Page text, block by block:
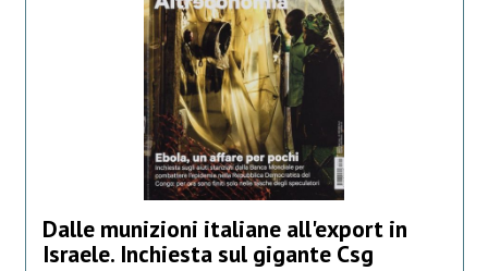
Dalle munizioni italiane all'export in
Israele. Inchiesta sul gigante Csg